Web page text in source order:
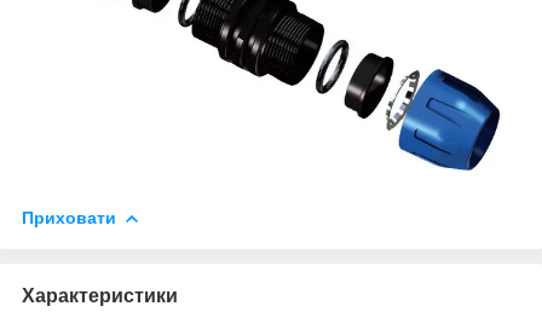
Приховати
Характеристики